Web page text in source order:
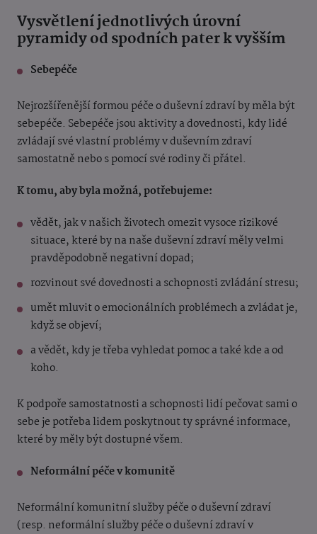
Vysvětlení jednotlivých úrovní
pyramidy od spodních pater k vyšším
Sebepéče
Nejrozšířenější formou péče o duševní zdraví by měla být
sebepéče. Sebepéče jsou aktivity a dovednosti, kdy lidé
zvládají své vlastní problémy v duševním zdraví
samostatně nebo s pomocí své rodiny či přátel.
K tomu, aby byla možná, potřebujeme:
vědět, jak v našich životech omezit vysoce rizikové
situace, které by na naše duševní zdraví měly velmi
pravděpodobně negativní dopad;
rozvinout své dovednosti a schopnosti zvládání stresu;
umět mluvit o emocionálních problémech a zvládat je,
když se objeví;
a vědět, kdy je třeba vyhledat pomoc a také kde a od
koho.
K podpoře samostatnosti a schopnosti lidí pečovat sami o
sebe je potřeba lidem poskytnout ty správné informace,
které by měly být dostupné všem.
Neformální péče v komunitě
Neformální komunitní služby péče o duševní zdraví
(resp. neformální služby péče o duševní zdraví v